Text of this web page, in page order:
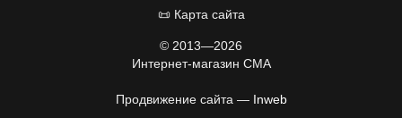
📜 Карта сайта
© 2013—2026
Интернет-магазин CMA
Продвижение сайта — Inweb